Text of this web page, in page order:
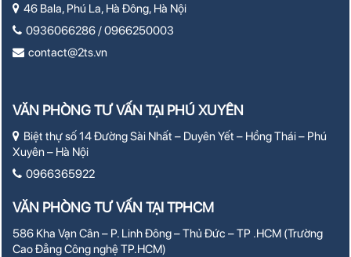
46 Bala, Phú La, Hà Đông, Hà Nội
0936066286 / 0966250003
contact@2ts.vn
VĂN PHÒNG TƯ VẤN TẠI PHÚ XUYÊN
Biệt thự số 14 Đường Sài Nhất – Duyên Yết – Hồng Thái – Phú
Xuyên – Hà Nội
0966365922
VĂN PHÒNG TƯ VẤN TẠI TPHCM
586 Kha Vạn Cân – P. Linh Đông – Thủ Đức – TP .HCM (Trường
Cao Đẳng Công nghệ TP.HCM)